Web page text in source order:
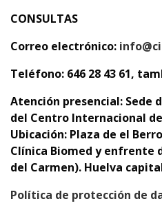
CONSULTAS
Correo electrónico:
Teléfono: 646 28 43 61,
Atención presencial: Sede
del Centro Internacional
Ubicación: Plaza de el
Clínica Biomed y enfrente
del Carmen). Huelva
Política de protección de